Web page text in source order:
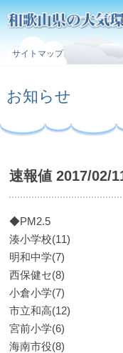
サイトマップ
お知らせ
速報値 2017/02/
◆PM2.5
湊小学校(11)
明和中学(7)
西保健セ(8)
小倉小学(7)
市立和高(12)
宮前小学(6)
海南市役(8)